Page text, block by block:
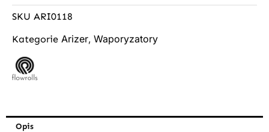
SKU ARI0118
Kategorie Arizer, Waporyzatory
Opis